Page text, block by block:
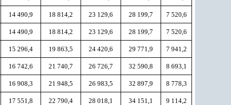
14 490,9 18 814,2 23 129,6 28 199,7 7 520,6
14 490,9 18 814,2 23 129,6 28 199,7 7 520,6
15 296,4 19 863,5 24 420,6 29 771,9 7 941,2
16 742,6 21 740,7 26 726,7 32 590,8 8 693,1
16 908,3 21 948,5 26 983,5 32 897,9 8 778,3
17 551,8 22 790,4 28 018,1 34 151,1 9 114,2